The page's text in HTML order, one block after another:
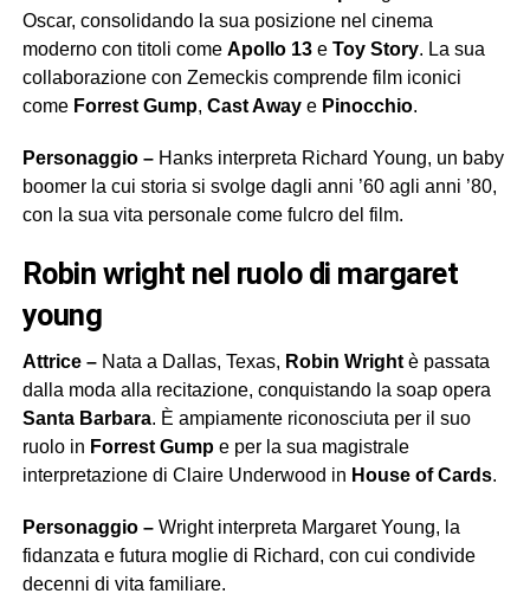
Oscar, consolidando la sua posizione nel cinema
moderno con titoli come Apollo 13e Toy Story. La sua
collaborazione con Zemeckis comprende film iconici
come Forrest Gump, Cast Awaye Pinocchio.
Personaggio –Hanks interpreta Richard Young, un baby
boomer la cui storia si svolge dagli anni ’60 agli anni ’80,
con la sua vita personale come fulcro del film.
robin wright nel ruolo di margaret
young
Attrice –Nata a Dallas, Texas, Robin Wrightè passata
dalla moda alla recitazione, conquistando la soap opera
Santa Barbara. È ampiamente riconosciuta per il suo
ruolo in Forrest Gumpe per la sua magistrale
interpretazione di Claire Underwood in House of Cards.
Personaggio –Wright interpreta Margaret Young, la
fidanzata e futura moglie di Richard, con cui condivide
decenni di vita familiare.